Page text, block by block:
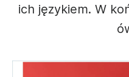
ich językiem. W